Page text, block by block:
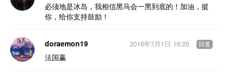
必须地是冰岛，我相信黑马会一黑到底的！加油，挺
你，给你支持鼓励！
doraemon19
法国赢
2016年7月1日 16:20 回复